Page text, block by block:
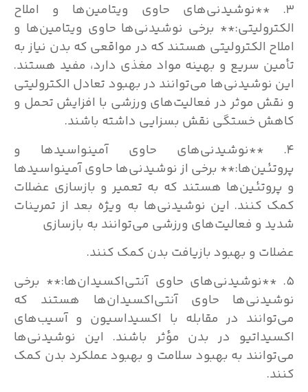
۳. **نوشیدنی‌های حاوی ویتامین‌ها و املاح
الکترولیتی:** برخی نوشیدنی‌ها حاوی ویتامین‌ها و
املاح الکترولیتی هستند که در مواقعی که بدن نیاز به
تأمین سریع و بهینه مواد مغذی دارد، مفید هستند.
این نوشیدنی‌ها می‌توانند در بهبود تعادل الکترولیتی
و نقش موثر در فعالیت‌های ورزشی با افزایش تحمل و
کاهش خستگی نقش بسزایی داشته باشند.
۴. **نوشیدنی‌های حاوی آمینواسیدها و
پروتئین‌ها:** برخی از نوشیدنی‌ها حاوی آمینواسیدها
و پروتئین‌ها هستند که به تعمیر و بازسازی عضلات
کمک کنند. این نوشیدنی‌ها به ویژه بعد از تمرینات
شدید و فعالیت‌های ورزشی می‌توانند به بازسازی
عضلات و بهبود بازیافت بدن کمک کنند.
۵. **نوشیدنی‌های حاوی آنتی‌اکسیدان‌ها:** برخی
نوشیدنی‌ها حاوی آنتی‌اکسیدان‌ها هستند که
می‌توانند در مقابله با اکسیداسیون و آسیب‌های
اکسیداتیو در بدن مؤثر باشند. این نوشیدنی‌ها
می‌توانند به بهبود سلامت و بهبود عملکرد بدن کمک
کنند.